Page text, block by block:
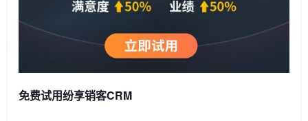
免费试用纷享销客CRM